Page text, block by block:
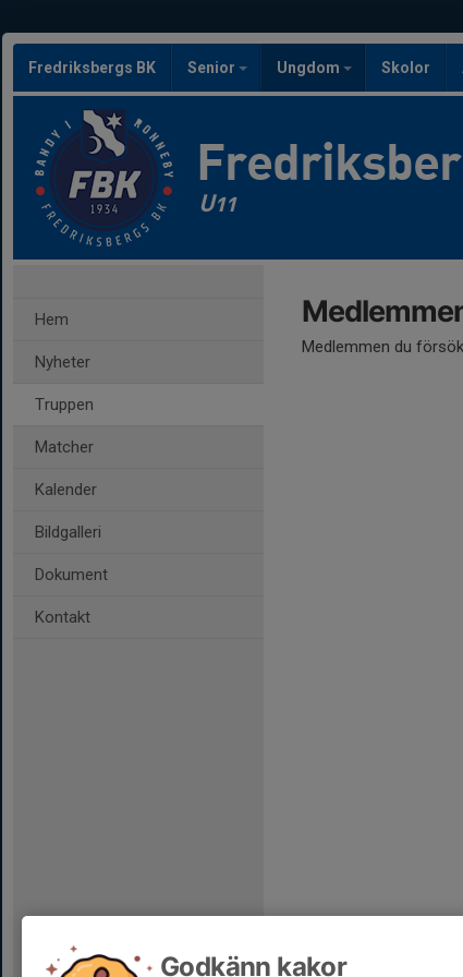
Fredriksbergs BK Senior Ungdom Skolor
U11
Hem
Nyheter
Truppen
Matcher
Kalender
Bildgalleri
Dokument
Kontakt
Medlemmen du
Godkänn kakor